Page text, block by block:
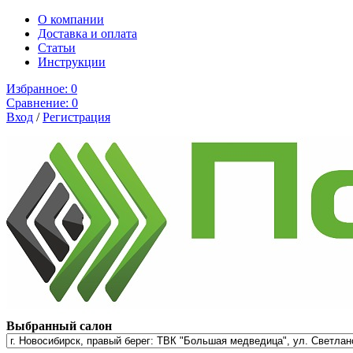
О компании
Доставка и оплата
Cтатьи
Инструкции
Избранное: 0
Сравнение: 0
Вход /Регистрация
Выбранный салон